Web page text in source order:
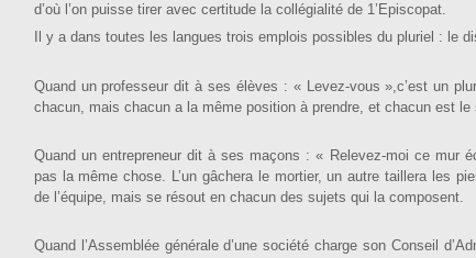
d’où l’on puisse tirer avec certitude la collégialité de 1’Episcopat.
Il y a dans toutes les langues trois emplois possibles du pluriel : le
Quand un professeur dit à ses élèves : « Levez-vous »,c’est un
chacun, mais chacun a la même position à prendre, et chacun est le
Quand un entrepreneur dit à ses maçons : « Relevez-­moi ce mur
pas la même chose. L’un gâchera le mortier, un autre taillera les
de l’équipe, mais se résout en chacun des sujets qui la composent.
Quand l’Assemblée générale d’une société charge son Conseil